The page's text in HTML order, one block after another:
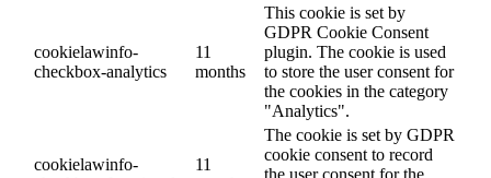
cookielawinfo-
checkbox-analytics
11
months
This cookie is set by
GDPR Cookie Consent
plugin. The cookie is used
to store the user consent for
the cookies in the category
"Analytics".
cookielawinfo-
11
The cookie is set by GDPR
cookie consent to record
the user consent for the